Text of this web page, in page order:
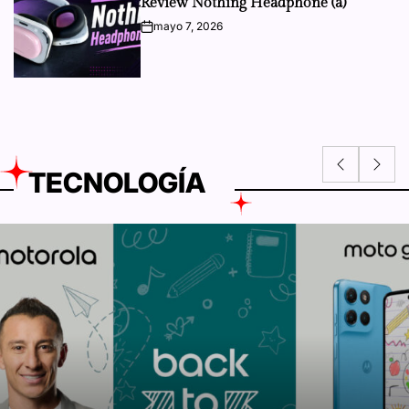
onmayo 7, 2026
TECNOLOGÍA